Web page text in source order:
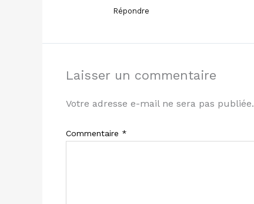
Répondre
Laisser un commentaire
Votre adresse e-mail ne sera pas publiée.
Commentaire *